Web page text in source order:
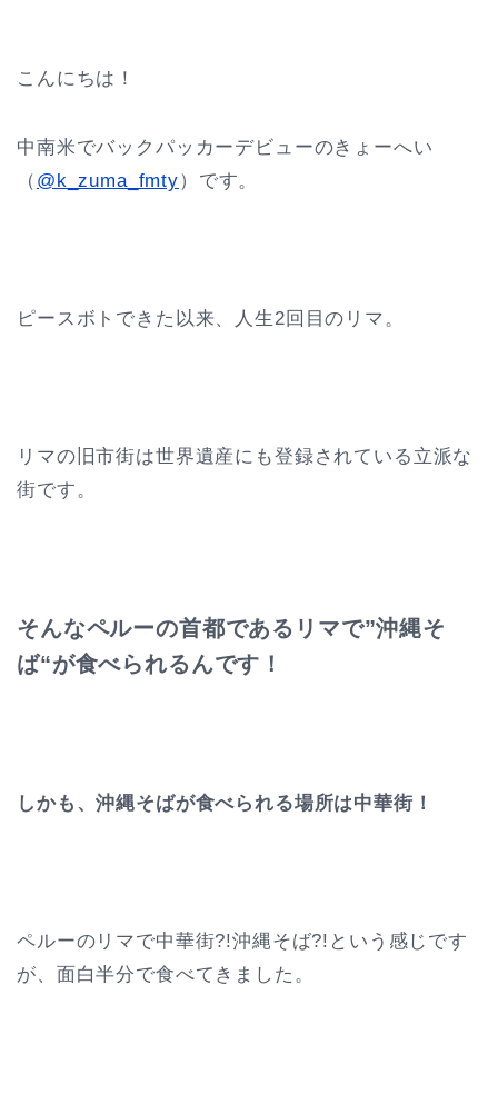
こんにちは！
中南米でバックパッカーデビューのきょーへい
（ @k_zuma_fmty）です。
ピースボトできた以来、人生2回目のリマ。
リマの旧市街は世界遺産にも登録されている立派な
街です。
そんなペルーの首都であるリマで”沖縄そ
ば“が食べられるんです！
しかも、沖縄そばが食べられる場所は中華街！
ペルーのリマで中華街?!沖縄そば?!という感じです
が、面白半分で食べてきました。